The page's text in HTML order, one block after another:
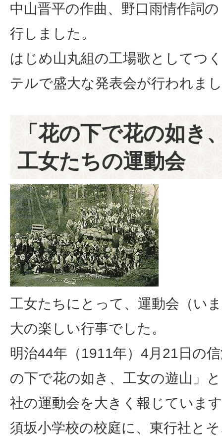
中山晋平の作曲、野口雨情作詞
行しました。
はじめ山丸組の工場歌としてつ
テルで盛大な発表会が行われま
「花の下で花の如き
工女たちの運動会
工女たちにとって、運動会（い
大の楽しい行事でした。
明治44年（1911年）4月21日の
の下で花の如き、工女の遊山」
社の運動会を大きく報じていま
須坂小学校の校庭に、東行社と